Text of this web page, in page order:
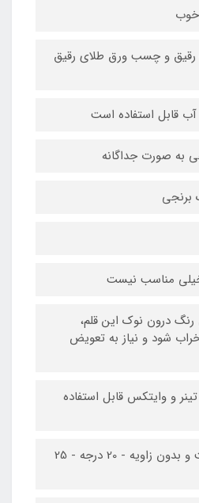
خوب
رقیق و چسب ورق طلای رقیق
آب قابل استفاده است
به صورت جداگانه
برنجی
مناسب نیست
درون نوک این قلم،
شود و نیاز به تعویض
تینر و وایتکس قابل استفاده
× زاویه نوک قلم: تخت و بدون زاویه - 20 درجه - 25